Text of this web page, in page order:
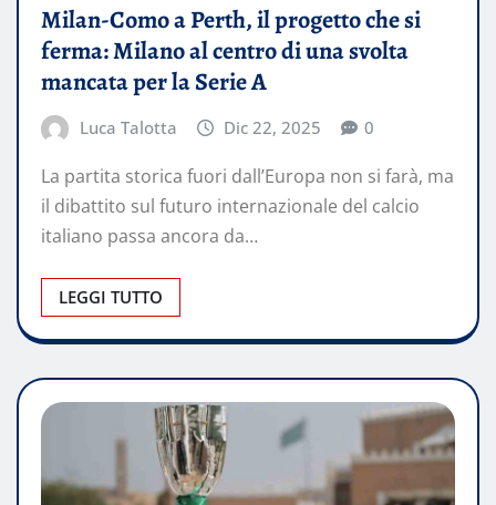
Milan-Como a Perth, il progetto che si
ferma: Milano al centro di una svolta
mancata per la Serie A
Luca Talotta Dic 22, 2025 0
La partita storica fuori dall’Europa non si farà, ma
il dibattito sul futuro internazionale del calcio
italiano passa ancora da…
LEGGI TUTTO